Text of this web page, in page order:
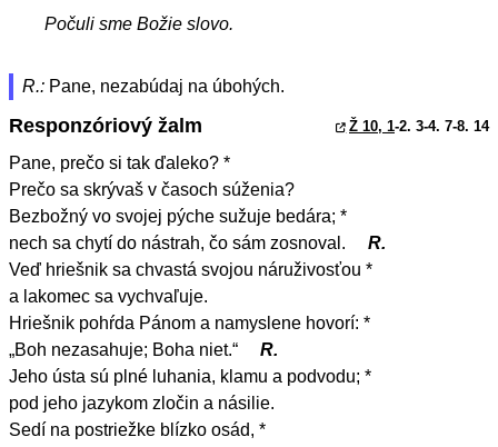
Počuli sme Božie slovo.
R.: Pane, nezabúdaj na úbohých.
Responzóriový žalm Ž 10, 1-2. 3-4. 7-8. 14
Pane, prečo si tak ďaleko? *
Prečo sa skrývaš v časoch súženia?
Bezbožný vo svojej pýche sužuje bedára; *
nech sa chytí do nástrah, čo sám zosnoval.
R.
Veď hriešnik sa chvastá svojou náruživosťou *
a lakomec sa vychvaľuje.
Hriešnik pohŕda Pánom a namyslene hovorí: *
„Boh nezasahuje; Boha niet.“
R.
Jeho ústa sú plné luhania, klamu a podvodu; *
pod jeho jazykom zločin a násilie.
Sedí na postriežke blízko osád, *